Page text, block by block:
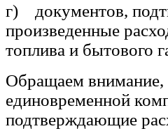
г) документов,
произведенные
топлива и бытового
Обращаем внимание,
единовременной
подтверждающие